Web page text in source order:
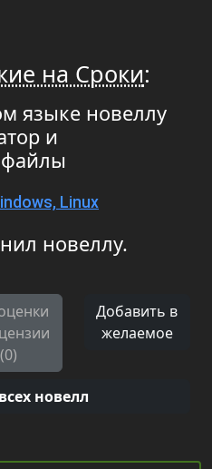
на Сроки:
языке новеллу
и
Linux
новеллу.
(0)
Добавить в
желаемое
новелл